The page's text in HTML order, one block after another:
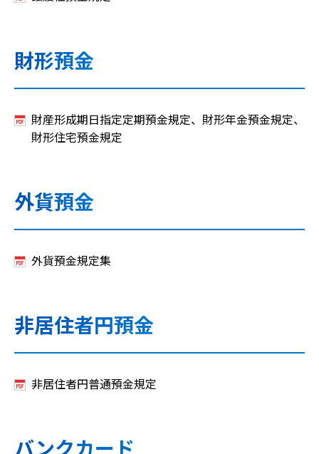
財形預金
財産形成期日指定定期預金規定、財形年金預金規定、
財形住宅預金規定
外貨預金
外貨預金規定集
非居住者円預金
非居住者円普通預金規定
バンクカード